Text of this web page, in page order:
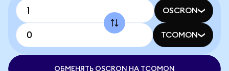
OSCRON
TCOMON
ОБМЕНЯТЬ OSCRON НА TCOMON